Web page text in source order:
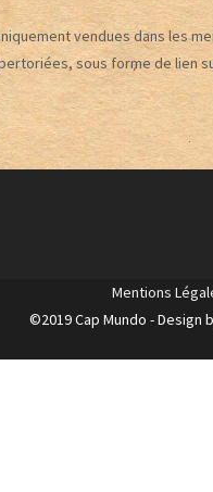
vendues dans
sous forme de lien
Mentions
©2019 Cap Mundo - Design